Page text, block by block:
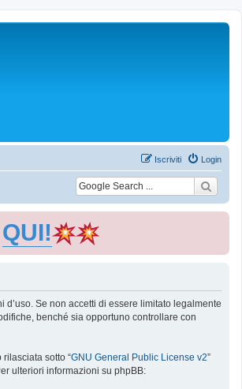
Login
Iscriviti
QUI!
d’uso. Se non accetti di essere limitato legalmente
benché sia opportuno controllare con
rilasciata sotto “GNU General Public License v2”
ulteriori informazioni su phpBB: